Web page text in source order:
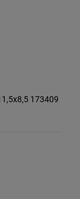
173409